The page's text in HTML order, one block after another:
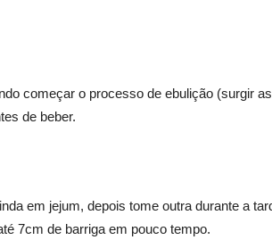
começar o processo de ebulição (surgir
de beber.
em jejum, depois tome outra durante a
7cm de barriga em pouco tempo.